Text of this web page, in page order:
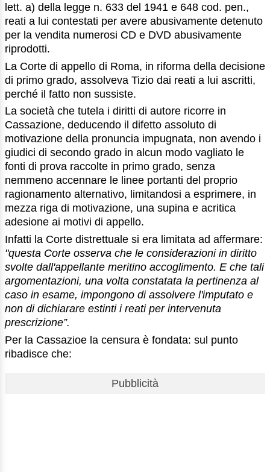
lett. a) della legge n. 633 del 1941 e 648 cod. pen.,
reati a lui contestati per avere abusivamente detenuto
per la vendita numerosi CD e DVD abusivamente
riprodotti.
La Corte di appello di Roma, in riforma della decisione
di primo grado, assolveva Tizio dai reati a lui ascritti,
perché il fatto non sussiste.
La società che tutela i diritti di autore ricorre in
Cassazione, deducendo il difetto assoluto di
motivazione della pronuncia impugnata, non avendo i
giudici di secondo grado in alcun modo vagliato le
fonti di prova raccolte in primo grado, senza
nemmeno accennare le linee portanti del proprio
ragionamento alternativo, limitandosi a esprimere, in
mezza riga di motivazione, una supina e acritica
adesione ai motivi di appello.
Infatti la Corte distrettuale si era limitata ad affermare:
"questa Corte osserva che le considerazioni in diritto
svolte dall'appellante meritino accoglimento. E che tali
argomentazioni, una volta constatata la pertinenza al
caso in esame, impongono di assolvere l'imputato e
non di dichiarare estinti i reati per intervenuta
prescrizione”.
Per la Cassazioe la censura è fondata: sul punto
ribadisce che:
Pubblicità